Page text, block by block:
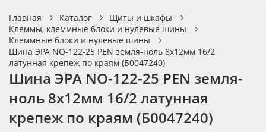
Главная Каталог
Щиты и шкафы
Клеммы, клеммные блоки и нулевые шины
Клеммные блоки и нулевые шины
Шина ЭРА NO-122-25 PEN земля-ноль 8х12мм 16/2
латунная крепеж по краям (Б0047240)
Шина ЭРА NO-122-25 PEN земля-
ноль 8х12мм 16/2 латунная
крепеж по краям (Б0047240)